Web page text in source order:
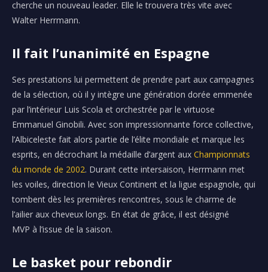
cherche un nouveau leader. Elle le trouvera très vite avec
Walter Herrmann.
Il fait l’unanimité en Espagne
Ses prestations lui permettent de prendre part aux campagnes
de la sélection, où il y intègre une génération dorée emmenée
par l’intérieur Luis Scola et orchestrée par le virtuose
Emmanuel Ginobili. Avec son impressionnante force collective,
l’Albiceleste fait alors partie de l’élite mondiale et marque les
esprits, en décrochant la médaille d’argent aux Championnats
du monde de 2002. Durant cette intersaison, Herrmann met
les voiles, direction le Vieux Continent et la ligue espagnole, qui
tombent dès les premières rencontres, sous le charme de
l’ailier aux cheveux longs. En état de grâce, il est désigné
MVP à l’issue de la saison.
Le basket pour rebondir